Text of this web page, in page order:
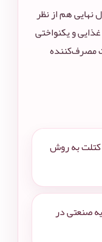
هم از نظر
و یکنواختی
مصرف‌کننده
کتلت به روش
صنعتی در